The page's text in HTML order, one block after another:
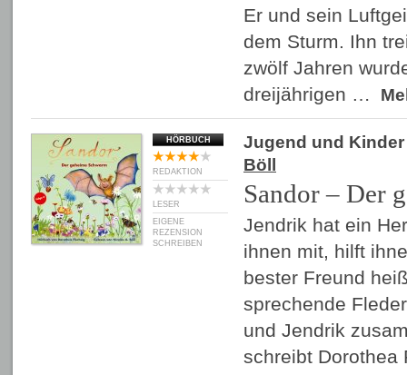
Er und sein
dem Sturm. Ihn
zwölf Jahren
dreijährigen …
HÖRBUCH
REDAKTION
LESER
EIGENE
REZENSION
SCHREIBEN
Jugend und Kinder
Böll
Sandor – Der
Jendrik hat ein
ihnen mit, hilft
bester Freund
sprechende
und Jendrik
schreibt Dorothea